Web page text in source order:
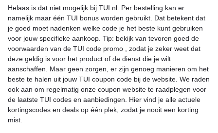
Helaas is dat niet mogelijk bij TUI.nl. Per bestelling kan er
namelijk maar één TUI bonus worden gebruikt. Dat betekent dat
je goed moet nadenken welke code je het beste kunt gebruiken
voor jouw specifieke aankoop. Tip: bekijk van tevoren goed de
voorwaarden van de TUI code promo , zodat je zeker weet dat
deze geldig is voor het product of de dienst die je wilt
aanschaffen. Maar geen zorgen, er zijn genoeg manieren om het
beste te halen uit jouw TUI coupon code bij de website. We raden
ook aan om regelmatig onze coupon website te raadplegen voor
de laatste TUI codes en aanbiedingen. Hier vind je alle actuele
kortingscodes en deals op één plek, zodat je nooit een korting
mist.